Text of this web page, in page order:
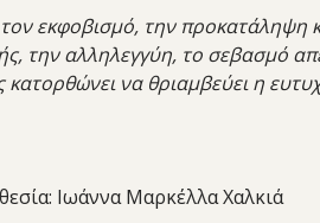
εκφοβισμό, την προκατάληψη
την αλληλεγγύη, το σεβασμό
να θριαμβεύει η
Ιωάννα Μαρκέλλα Χαλκιά